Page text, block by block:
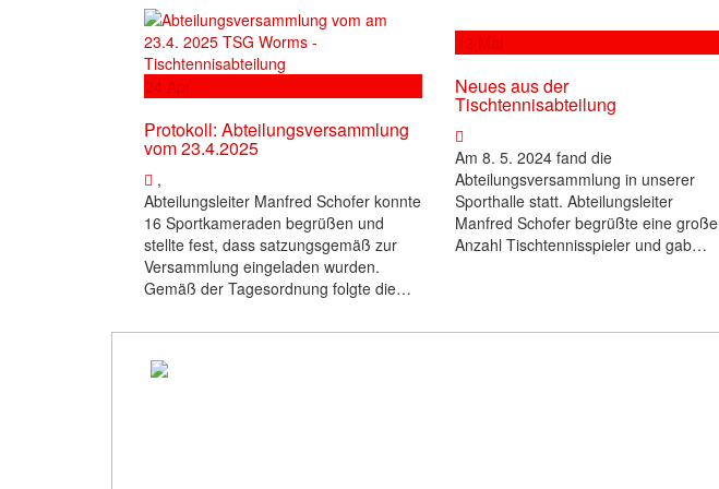
24 Apr.
Protokoll: Abteilungsversammlung
vom 23.4.2025
,
Abteilungsleiter Manfred Schofer konnte
16 Sportkameraden begrüßen und
stellte fest, dass satzungsgemäß zur
Versammlung eingeladen wurden.
Gemäß der Tagesordnung folgte die…
12 Mai
Neues aus der
Tischtennisabteilung
Am 8. 5. 2024 fand die
Abteilungsversammlung in unserer
Sporthalle statt. Abteilungsleiter
Manfred Schofer begrüßte eine große
Anzahl Tischtennisspieler und gab…